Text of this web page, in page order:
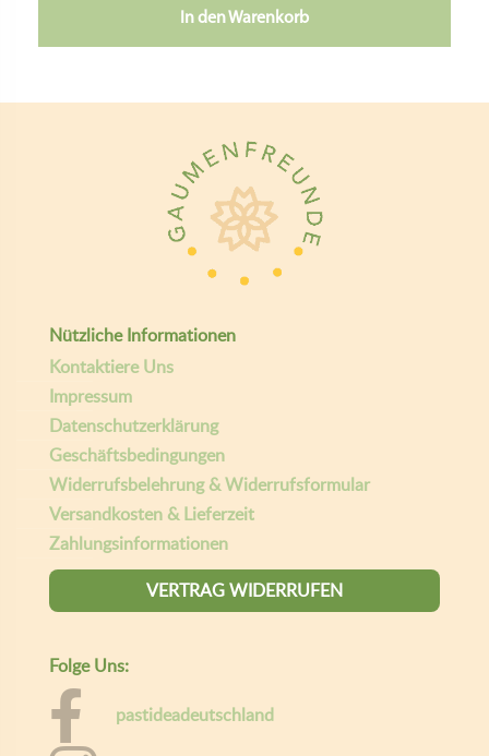
In den Warenkorb
Nützliche Informationen
Kontaktiere Uns
Impressum
Datenschutzerklärung
Geschäftsbedingungen
Widerrufsbelehrung & Widerrufsformular
Versandkosten & Lieferzeit
Zahlungsinformationen
VERTRAG WIDERRUFEN
Folge Uns:
pastideadeutschland